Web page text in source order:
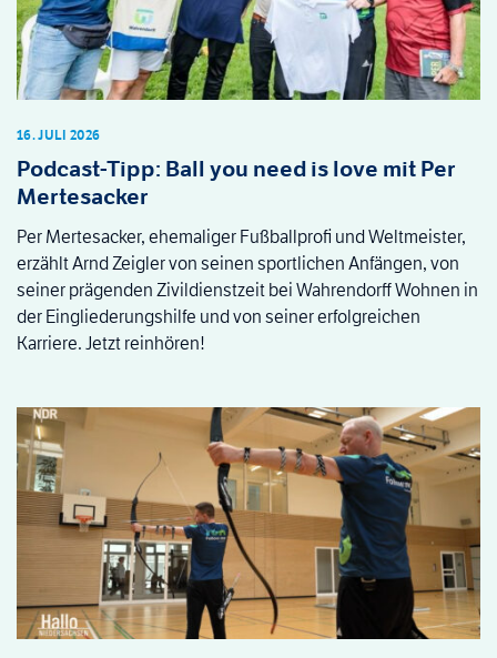
Podcast-Tipp: Ball you need is love mit Per
Mertesacker
16. JULI 2026
Per Mertesacker, ehemaliger Fußballprofi und Weltmeister,
erzählt Arnd Zeigler von seinen sportlichen Anfängen, von
seiner prägenden Zivildienstzeit bei Wahrendorff Wohnen in
der Eingliederungshilfe und von seiner erfolgreichen
Karriere. Jetzt reinhören!